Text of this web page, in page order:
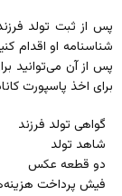
پس از ثبت تولد
شناسنامه او اقدام
پس از آن می‌توانید
برای اخذ پاسپورت
گواهی تولد فرزند
شاهد تولد
دو قطعه عکس
فیش پرداخت